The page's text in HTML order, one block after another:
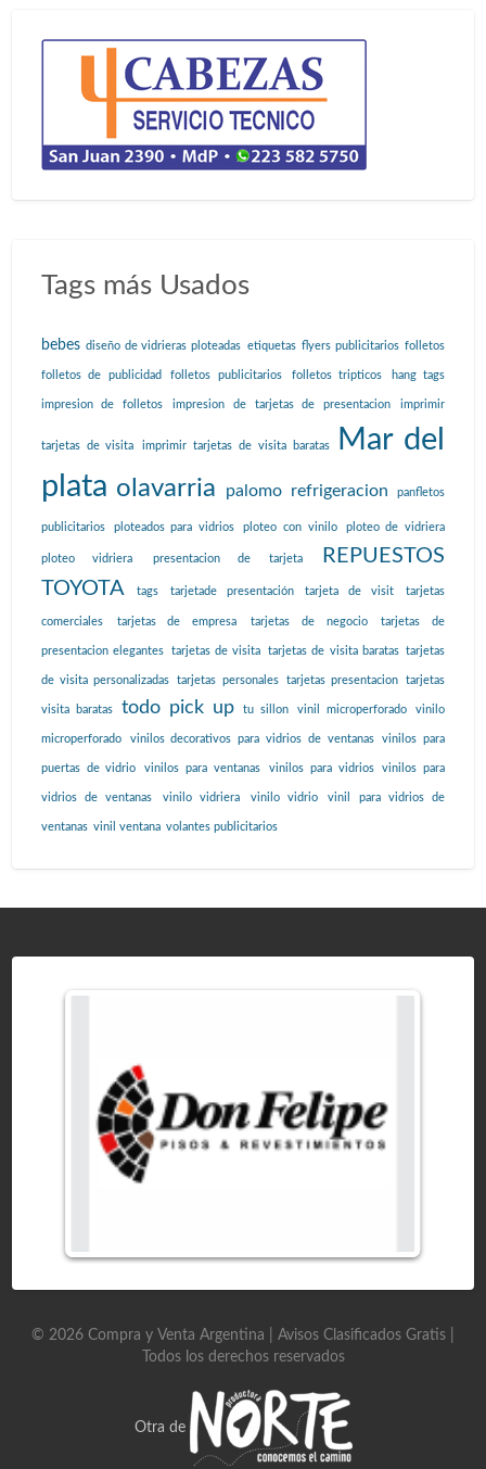
Tags más Usados
bebes diseño de vidrieras ploteadas etiquetas flyers publicitarios folletos
folletos de publicidad folletos publicitarios folletos tripticos hang tags
impresion de folletos impresion de tarjetas de presentacion imprimir
tarjetas de visita imprimir tarjetas de visita baratas
Mar del
plata olavarria palomo refrigeracion panfletos
publicitarios ploteados para vidrios ploteo con vinilo ploteo de vidriera
ploteo vidriera presentacion de tarjeta
REPUESTOS
TOYOTA
tags tarjetade presentación tarjeta de visit tarjetas
comerciales tarjetas de empresa tarjetas de negocio tarjetas de
presentacion elegantes tarjetas de visita tarjetas de visita baratas tarjetas
de visita personalizadas tarjetas personales tarjetas presentacion tarjetas
visita baratas todo pick up tu sillon vinil microperforado vinilo
microperforado vinilos decorativos para vidrios de ventanas vinilos para
puertas de vidrio vinilos para ventanas vinilos para vidrios vinilos para
vidrios de ventanas vinilo vidriera vinilo vidrio vinil para vidrios de
ventanas vinil ventana volantes publicitarios
© 2026 Compra y Venta Argentina | Avisos Clasificados Gratis
Todos los derechos reservados
Otra de